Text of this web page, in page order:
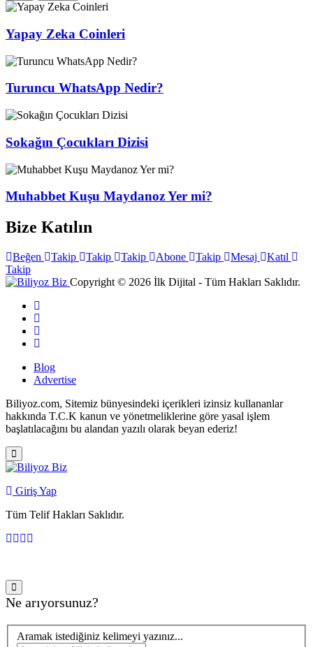
Yapay Zeka Coinleri
Turuncu WhatsApp Nedir?
Sokağın Çocukları Dizisi
Muhabbet Kuşu Maydanoz Yer mi?
Bize Katılın
Beğen Takip Takip Takip Abone Takip Mesaj
Katıl
Takip
Copyright © 2026 İlk Dijital - Tüm Hakları Saklıdır.
Blog
Advertise
Biliyoz.com, Sitemiz bünyesindeki içerikleri izinsiz kullananlar
hakkında T.C.K kanun ve yönetmeliklerine göre yasal işlem
başlatılacağını bu alandan yazılı olarak beyan ederiz!
Giriş Yap
Tüm Telif Hakları Saklıdır.
Ne arıyorsunuz?
Aramak istediğiniz kelimeyi yazınız...